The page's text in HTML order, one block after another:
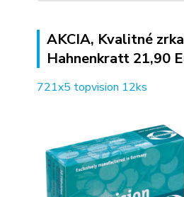
AKCIA, Kvalitné
Hahnenkratt 21,90
721x5 topvision 12ks